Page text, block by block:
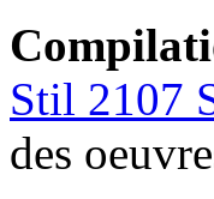
Stil 2107
des